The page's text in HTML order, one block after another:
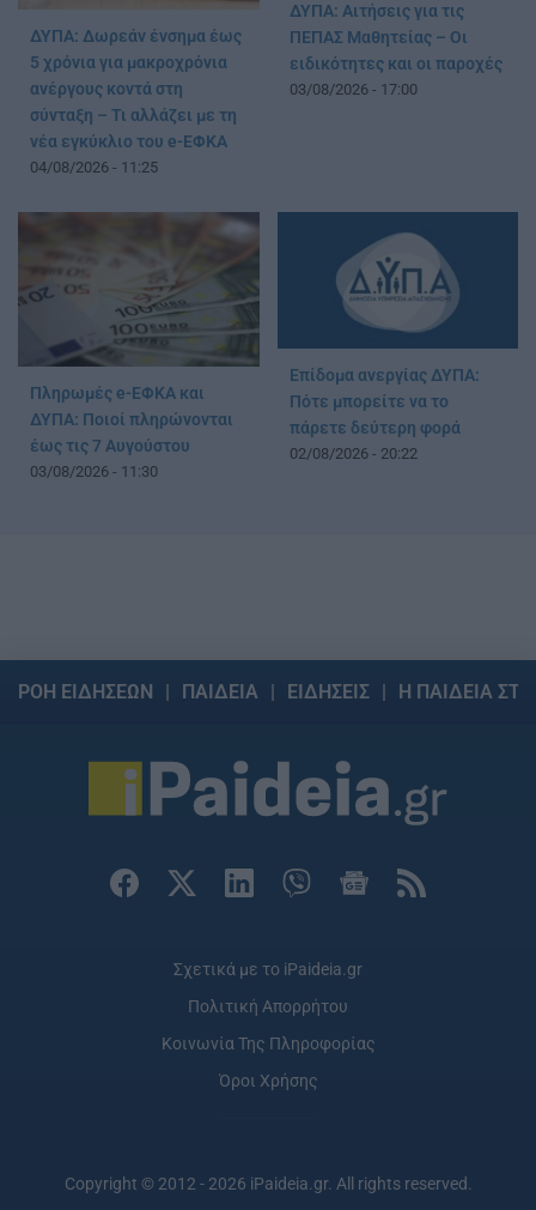
ΔΥΠΑ: Δωρεάν ένσημα έως
5 χρόνια για μακροχρόνια
ανέργους κοντά στη
σύνταξη – Τι αλλάζει με τη
νέα εγκύκλιο του e-ΕΦΚΑ
04/08/2026 - 11:25
ΔΥΠΑ: Αιτήσεις για τις
ΠΕΠΑΣ Μαθητείας – Οι
ειδικότητες και οι παροχές
03/08/2026 - 17:00
Πληρωμές e-ΕΦΚΑ και
ΔΥΠΑ: Ποιοί πληρώνονται
έως τις 7 Αυγούστου
03/08/2026 - 11:30
Επίδομα ανεργίας ΔΥΠΑ:
Πότε μπορείτε να το
πάρετε δεύτερη φορά
02/08/2026 - 20:22
ΡΟΗ ΕΙΔΗΣΕΩΝ ΠΑΙΔΕΙΑ ΕΙΔΗΣΕΙΣ Η ΠΑΙΔΕΙΑ
Σχετικά με το iPaideia.gr
Πολιτική Απορρήτου
Κοινωνία Της Πληροφορίας
Όροι Χρήσης
Copyright © 2012 - 2026 iPaideia.gr. All rights reserved.